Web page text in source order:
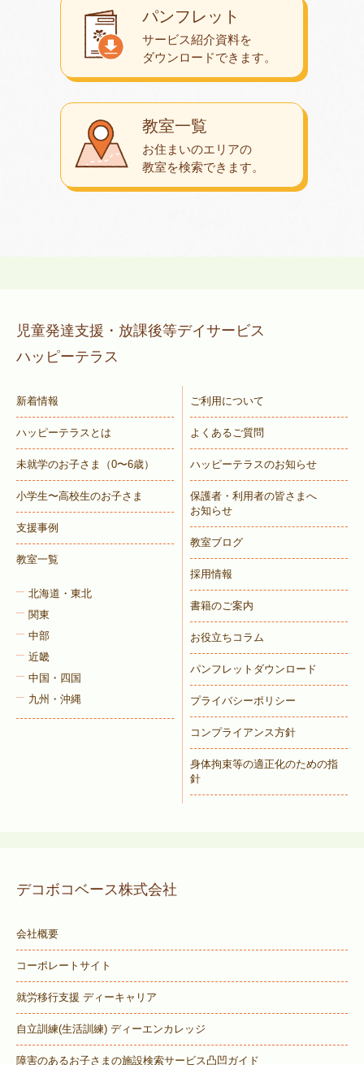
教室一覧
お住まいのエリアの
教室を検索できます。
パンフレット
サービス紹介資料を
ダウンロードできます。
児童発達支援・放課後等デイサービス
ハッピーテラス
新着情報
ハッピーテラスとは
未就学のお子さま （0〜6歳）
小学生〜高校生のお子さま
支援事例
教室一覧
北海道・東北
関東
中部
近畿
中国・四国
九州・沖縄
ご利用について
よくあるご質問
ハッピーテラスのお知らせ
保護者・利用者の皆さまへ
お知らせ
教室ブログ
採用情報
書籍のご案内
お役立ちコラム
パンフレットダウンロード
プライバシーポリシー
コンプライアンス方針
身体拘束等の適正化のための指
針
デコボコベース株式会社
会社概要
コーポレートサイト
就労移行支援 ディーキャリア
自立訓練(生活訓練) ディーエンカレッジ
障害のあるお子さまの施設検索サービス凸凹ガイド